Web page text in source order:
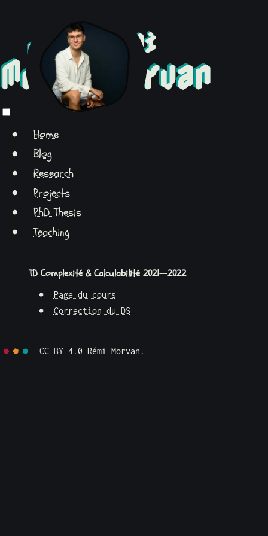
Home
Blog
Research
Projects
PhD Thesis
Teaching
TD Complexité & Calculabilité 2021—2022
Page du cours
Correction du DS
CC BY 4.0 Rémi Morvan.